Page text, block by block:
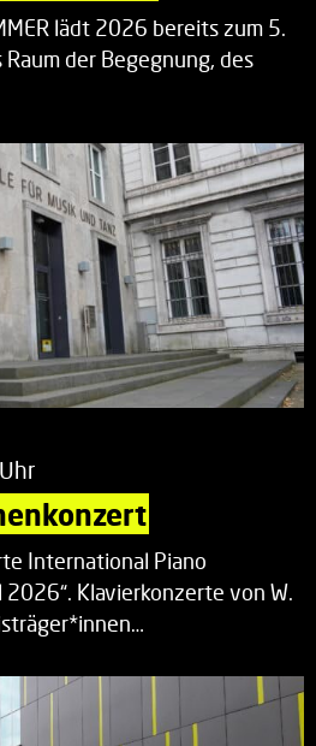
lädt 2026 bereits zum 5.
der Begegnung, des
International Piano
Klavierkonzerte von W.